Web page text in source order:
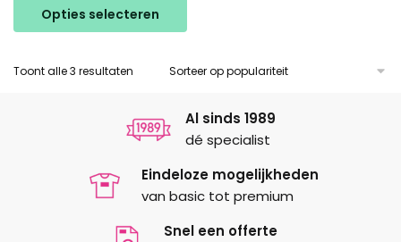
Opties selecteren
product
heeft
variaties.
Toont alle 3 resultaten Gesorteerd
Al sinds 1989
dé specialist
Eindeloze mogelijkheden
van basic tot premium
Snel een offerte